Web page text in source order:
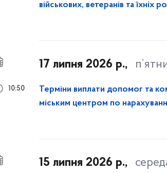
військових, ветеранів та їхніх
17 липня 2026 р.,
Терміни виплати допомог та
міським центром по
10:50
15 липня 2026 р.,